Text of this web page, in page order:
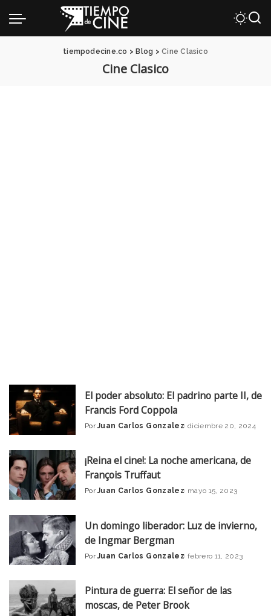
tiempodecine.co > Blog >Cine Clasico
Cine Clasico
El poder absoluto: El padrino parte II, de
Francis Ford Coppola
Posted
Por Juan Carlos Gonzalez diciembre 20, 2024
¡Reina el cine!: La noche americana, de
François Truffaut
Posted
Por Juan Carlos Gonzalez mayo 15, 2023
Un domingo liberador: Luz de invierno,
de Ingmar Bergman
Posted
Por Juan Carlos Gonzalez febrero 11, 2023
Pintura de guerra: El señor de las
moscas, de Peter Brook